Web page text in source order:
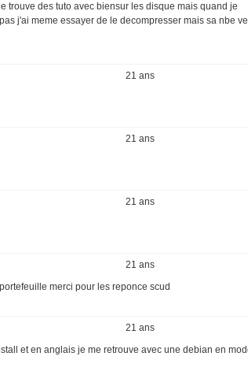
trouve des tuto avec biensur les disque mais quand je
j'ai meme essayer de le decompresser mais sa nbe
21 ans
21 ans
21 ans
21 ans
merci pour les reponce scud
21 ans
et en anglais je me retrouve avec une debian en